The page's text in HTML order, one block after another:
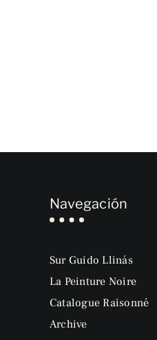
Navegación
Sur Guido Llinás
La Peinture Noire
Catalogue Raisonné
Archive